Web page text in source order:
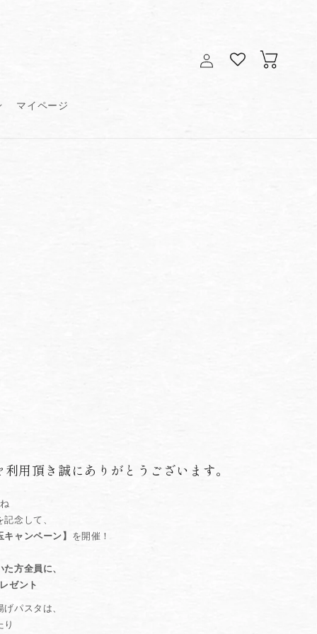
マイページ
イ
ー
用頂き誠にありがとうございます。
念して、
キャンペーン】 を開催！
方全員に、
ゼント
パスタは、
り